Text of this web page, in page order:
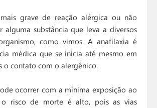
grave de reação alérgica ou não
alguma substância que leva a diversos
como vimos. A anafilaxia é
médica que se inicia até mesmo em
o contato com o alergênico.
ocorrer com a mínima exposição ao
o risco de morte é alto, pois as vias